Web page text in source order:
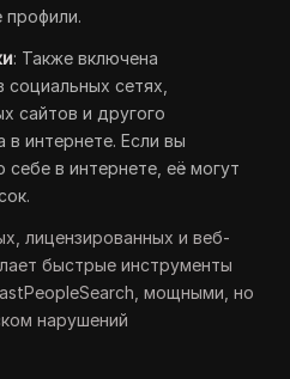
: Также включена
сетях,
сайтов и другого
интернете. Если вы
в интернете, её могут
лицензированных и веб-
быстрые инструменты
мощными, но
нарушений